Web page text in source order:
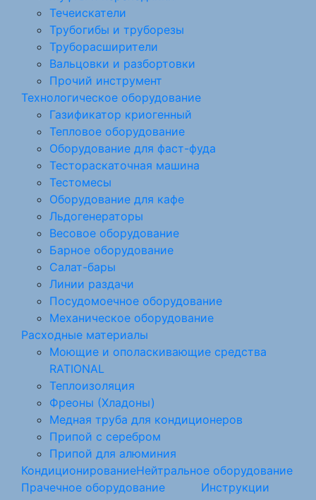
Течеискатели
Трубогибы и труборезы
Труборасширители
Вальцовки и разбортовки
Прочий инструмент
Технологическое оборудование
Газификатор криогенный
Тепловое оборудование
Оборудование для фаст-фуда
Тестораскаточная машина
Тестомесы
Оборудование для кафе
Льдогенераторы
Весовое оборудование
Барное оборудование
Салат-бары
Линии раздачи
Посудомоечное оборудование
Механическое оборудование
Расходные материалы
Моющие и ополаскивающие средства
RATIONAL
Теплоизоляция
Фреоны (Хладоны)
Медная труба для кондиционеров
Припой с серебром
Припой для алюминия
КондиционированиеНейтральное оборудование
Прачечное оборудование
Инструкции